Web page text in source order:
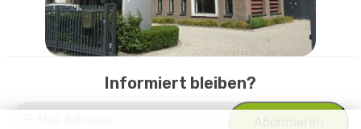
Informiert bleiben?